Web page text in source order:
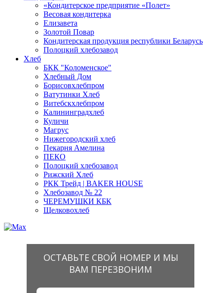
«Кондитерское предприятие «Полет»
Весовая кондитерка
Елизавета
Золотой Повар
Кондитерская продукция республики Беларусь
Полоцкий хлебозавод
Хлеб
БКК "Коломенское"
Хлебный Дом
Борисовхлебпром
Ватутинки Хлеб
Витебскхлебпром
Калининградхлеб
Куличи
Магрус
Нижегородский хлеб
Пекарня Амелина
ПЕКО
Полоцкий хлебозавод
Рижский Хлеб
РКК Трейд | BAKER HOUSE
Хлебозавод № 22
ЧЕРЕМУШКИ КБК
Щелковохлеб
ОСТАВЬТЕ СВОЙ НОМЕР И МЫ
ВАМ ПЕРЕЗВОНИМ